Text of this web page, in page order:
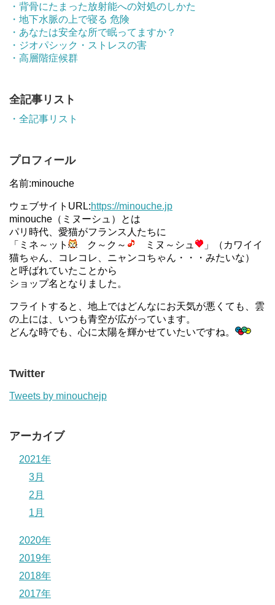
・背骨にたまった放射能への対処のしかた
・地下水脈の上で寝る 危険
・あなたは安全な所で眠ってますか？
・ジオパシック・ストレスの害
・高層階症候群
全記事リスト
・全記事リスト
プロフィール
名前:minouche
ウェブサイトURL:https://minouche.jp
minouche（ミヌーシュ）とは
パリ時代、愛猫がフランス人たちに
「ミネ～ット
ク～ク～ ミヌ～シュ
」（カワイイ
猫ちゃん、コレコレ、ニャンコちゃん・・・みたいな）
と呼ばれていたことから
ショップ名となりました。
フライトすると、地上ではどんなにお天気が悪くても、雲
の上には、いつも青空が広がっています。
どんな時でも、心に太陽を輝かせていたいですね。
Twitter
Tweets by minouchejp
アーカイブ
2021年
3月
2月
1月
2020年
2019年
2018年
2017年